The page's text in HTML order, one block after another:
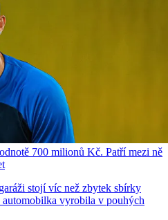
700 milionů Kč. Patří mezi ně
stojí víc než zbytek sbírky
vyrobila v pouhých